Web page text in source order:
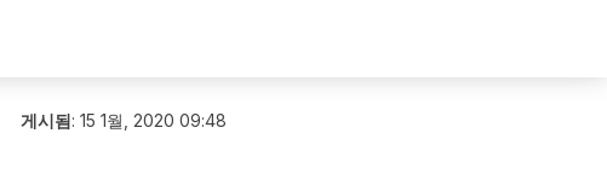
게시됨: 15 1월, 2020 09:48